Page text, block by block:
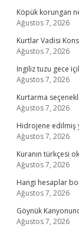
Köpük korungan
Ağustos 7, 2026
Kurtlar Vadisi
Ağustos 7, 2026
Ingiliz tuzu gece
Ağustos 7, 2026
Kurtarma
Ağustos 7, 2026
Hidrojene edilmiş
Ağustos 7, 2026
Kuranın türkçesi
Ağustos 7, 2026
Hangi hesaplar
Ağustos 7, 2026
Göynük
Ağustos 7, 2026